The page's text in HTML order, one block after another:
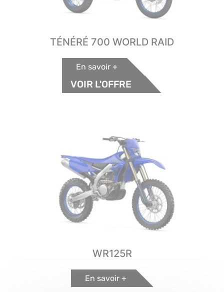
TÉNÉRÉ 700 WORLD RAID
En savoir +
VOIR L'OFFRE
WR125R
En savoir +